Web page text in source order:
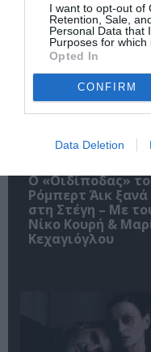
I want to opt-out of
Retention, Sale,
Personal Data that
Purposes for which
Opted In
CONFIRM
Data Deletion
O «Οιδίποδας»
Ρόμπερτ Άικ ξανά
στη Στέγη – Με
Νίκο Κουρή &
Κεχαγιόγλου